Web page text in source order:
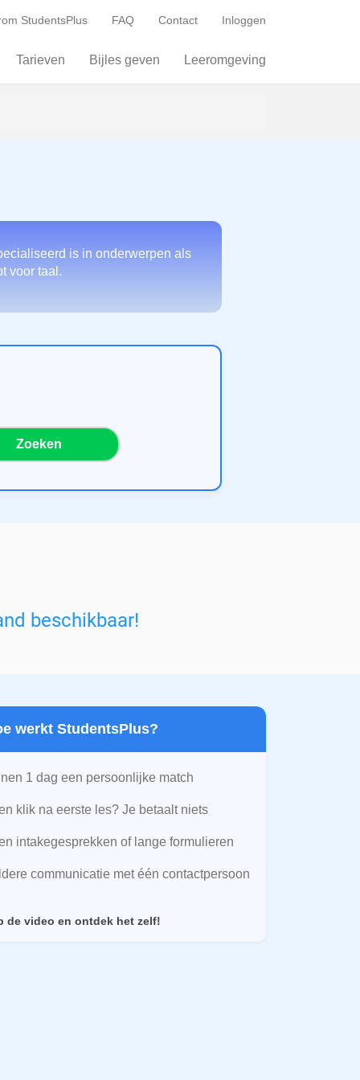
StudentsPlus FAQ Contact Inloggen
Tarieven Bijles geven Leeromgeving
is in onderwerpen als
voor taal.
Zoeken
beschikbaar!
werkt StudentsPlus?
1 dag een persoonlijke match
klik na eerste les? Je betaalt niets
intakegesprekken of lange formulieren
communicatie met één contactpersoon
de video en ontdek het zelf!